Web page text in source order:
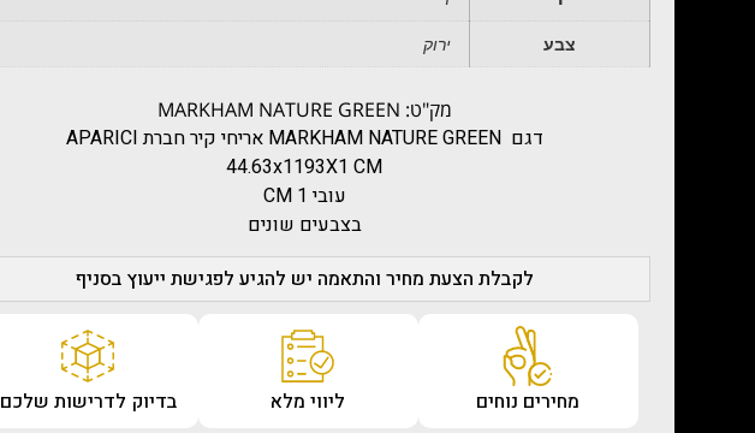
צבע ירוק
מק"ט: MARKHAM NATURE GREEN
‏דגם ‏ MARKHAM NATURE GREEN אריחי קיר חברת APARICI
44.63x1193X1 CM
עובי 1 CM
בצבעים שונים
לקבלת הצעת מחיר והתאמה יש להגיע לפגישת ייעוץ בסניף
מחירים נוחים ליווי מלא בדיוק לדרישות שלכם